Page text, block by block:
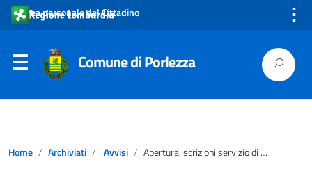
Area personale del Cittadino ⋮
Comune di Porlezza
Home Archiviati Avvisi Apertura iscrizioni servizio di trasporto scolastico 2021/2022